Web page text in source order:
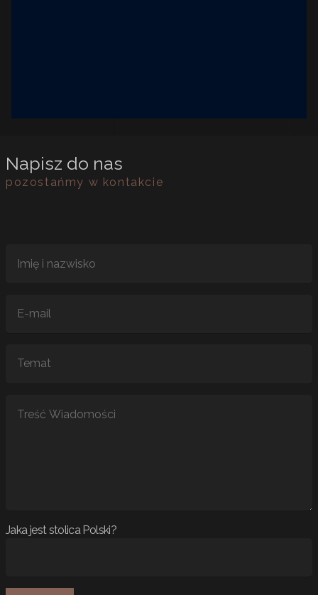
Napisz do nas
pozostańmy w kontakcie
Jaka jest stolica Polski?